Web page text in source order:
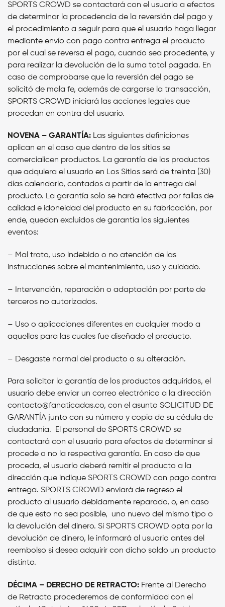
SPORTS CROWD se contactará con el usuario a efectos
de determinar la procedencia de la reversión del pago y
el procedimiento a seguir para que el usuario haga llegar
mediante envío con pago contra entrega el producto
por el cual se reversa el pago, cuando sea procedente, y
para realizar la devolución de la suma total pagada. En
caso de comprobarse que la reversión del pago se
solicitó de mala fe, además de cargarse la transacción,
SPORTS CROWD iniciará las acciones legales que
procedan en contra del usuario.
NOVENA – GARANTÍA: Las siguientes definiciones
aplican en el caso que dentro de los sitios se
comercialicen productos. La garantía de los productos
que adquiera el usuario en Los Sitios será de treinta (30)
días calendario, contados a partir de la entrega del
producto. La garantía solo se hará efectiva por fallas de
calidad e idoneidad del producto en su fabricación, por
ende, quedan excluidos de garantía los siguientes
eventos:
– Mal trato, uso indebido o no atención de las
instrucciones sobre el mantenimiento, uso y cuidado.
– Intervención, reparación o adaptación por parte de
terceros no autorizados.
– Uso o aplicaciones diferentes en cualquier modo a
aquellas para las cuales fue diseñado el producto.
– Desgaste normal del producto o su alteración.
Para solicitar la garantía de los productos adquiridos, el
usuario debe enviar un correo electrónico a la dirección
contacto@fanaticadas.co, con el asunto SOLICITUD DE
GARANTÍA junto con su número y copia de su cédula de
ciudadanía. El personal de SPORTS CROWD se
contactará con el usuario para efectos de determinar si
procede o no la respectiva garantía. En caso de que
proceda, el usuario deberá remitir el producto a la
dirección que indique SPORTS CROWD con pago contra
entrega. SPORTS CROWD enviará de regreso el
producto al usuario debidamente reparado, o, en caso
de que esto no sea posible, uno nuevo del mismo tipo o
la devolución del dinero. Si SPORTS CROWD opta por la
devolución de dinero, le informará al usuario antes del
reembolso si desea adquirir con dicho saldo un producto
distinto.
DÉCIMA – DERECHO DE RETRACTO: Frente al Derecho
de Retracto procederemos de conformidad con el